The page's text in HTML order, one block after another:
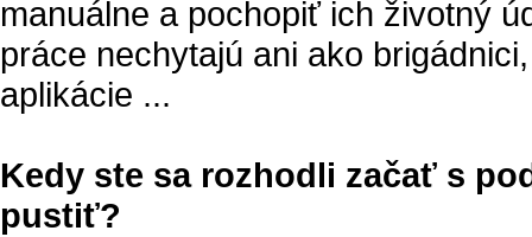
manuálne a pochopiť ich životný
práce nechytajú ani ako
aplikácie ...
Kedy ste sa rozhodli začať s
pustiť?